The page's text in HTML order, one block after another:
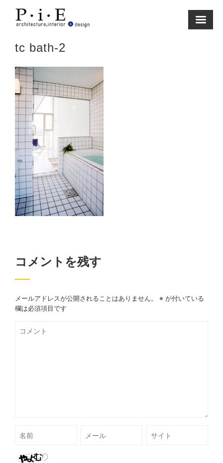
content
tc bath-2
コメントを残す
メールアドレスが公開されることはありません。 ※ が付いている
欄は必須項目です